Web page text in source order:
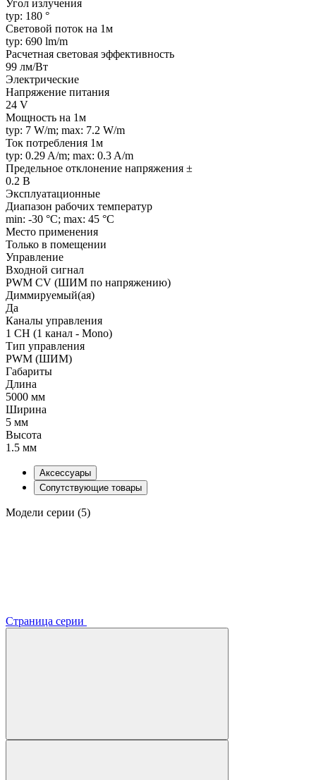
Угол излучения
typ: 180 °
Световой поток на 1м
typ: 690 lm/m
Расчетная световая эффективность
99 лм/Вт
Электрические
Напряжение питания
24 V
Мощность на 1м
typ: 7 W/m; max: 7.2 W/m
Ток потребления 1м
typ: 0.29 A/m; max: 0.3 A/m
Предельное отклонение напряжения ±
0.2 В
Эксплуатационные
Диапазон рабочих температур
min: -30 °C; max: 45 °C
Место применения
Только в помещении
Управление
Входной сигнал
PWM СV (ШИМ по напряжению)
Диммируемый(ая)
Да
Каналы управления
1 CH (1 канал - Mono)
Тип управления
PWM (ШИМ)
Габариты
Длина
5000 мм
Ширина
5 мм
Высота
1.5 мм
Аксессуары
Сопутствующие товары
Модели серии (5)
Страница серии